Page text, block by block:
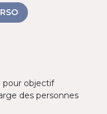
pour objectif
des personnes